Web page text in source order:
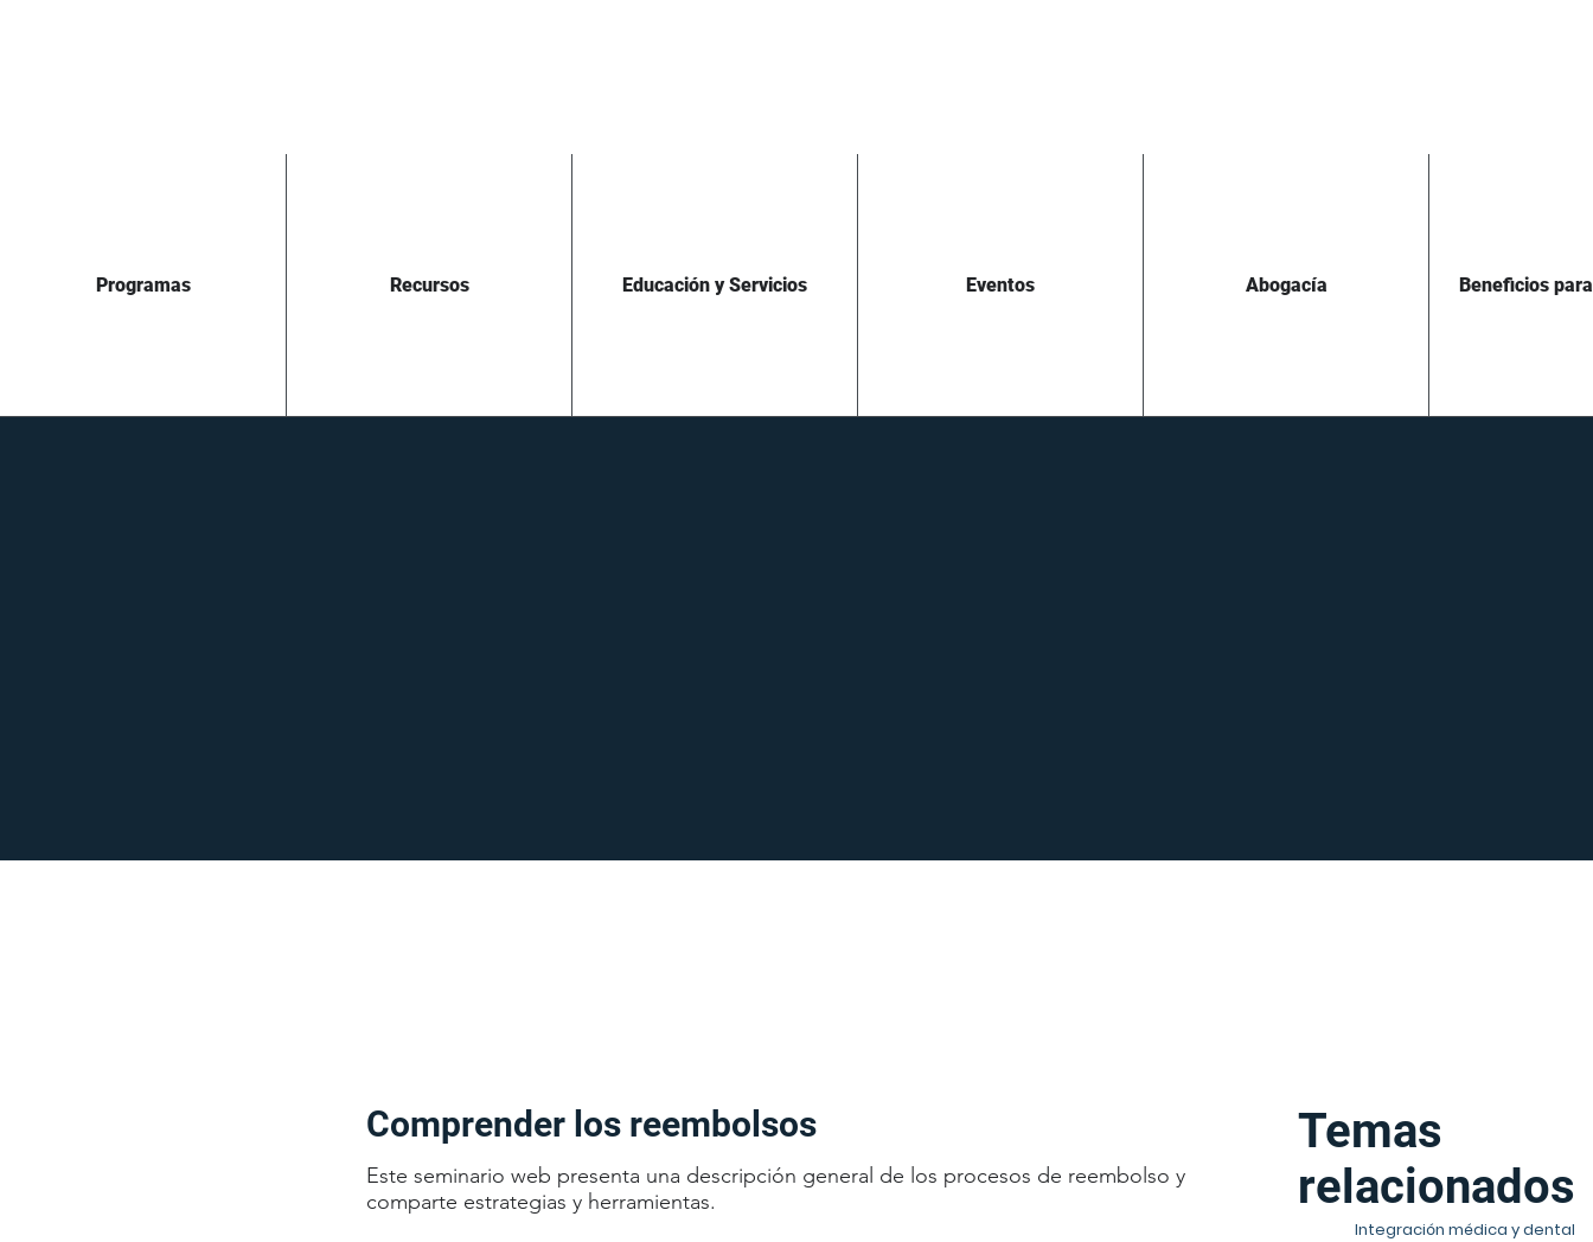
Programas Recursos Educación y Servicios Eventos Abogacía Beneficios
Temas
relacionados
Integración médica y dental
Este seminario web presenta una descripción general de los procesos de reembolso y
comparte estrategias y herramientas.
Comprender los reembolsos